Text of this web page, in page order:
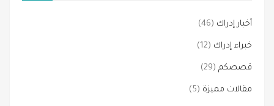
أخبار إدراك (46)
خبراء إدراك (12)
قصصكم (29)
مقالات مميزة (5)